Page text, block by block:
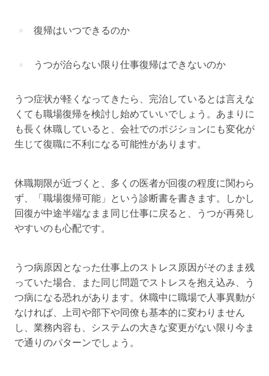
復帰はいつできるのか
うつが治らない限り仕事復帰はできないのか
うつ症状が軽くなってきたら、完治しているとは言えな
くても職場復帰を検討し始めていいでしょう。あまりに
も長く休職していると、会社でのポジションにも変化が
生じて復職に不利になる可能性があります。
休職期限が近づくと、多くの医者が回復の程度に関わら
ず、「職場復帰可能」という診断書を書きます。しかし
回復が中途半端なまま同じ仕事に戻ると、うつが再発し
やすいのも心配です。
うつ病原因となった仕事上のストレス原因がそのまま残
っていた場合、また同じ問題でストレスを抱え込み、う
つ病になる恐れがあります。休職中に職場で人事異動が
なければ、上司や部下や同僚も基本的に変わりません
し、業務内容も、システムの大きな変更がない限り今ま
で通りのパターンでしょう。